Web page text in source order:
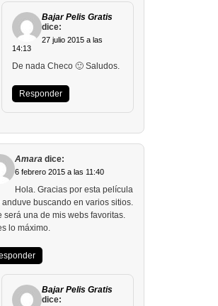
Bajar Pelis Gratis
dice:
27 julio 2015 a las
14:13
De nada Checo 🙂 Saludos.
Responder
Amara dice:
6 febrero 2015 a las 11:40
Hola. Gracias por esta película
anduve buscando en varios sitios.
será una de mis webs favoritas.
lo máximo.
Bajar Pelis Gratis
dice: